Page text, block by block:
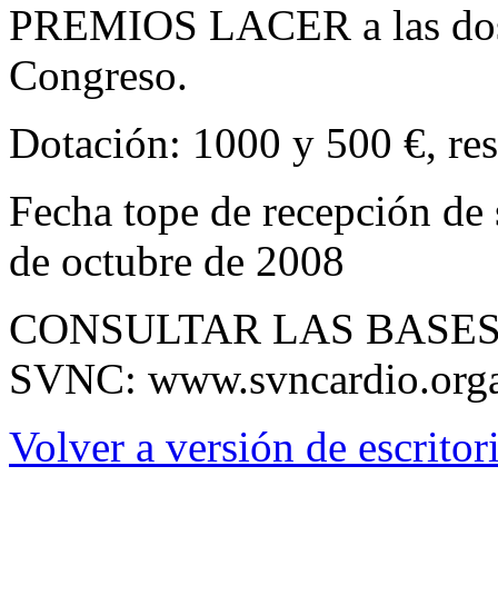
PREMIOS LACER a las
Congreso.
Dotación: 1000 y 500 €,
Fecha tope de recepción
de octubre de 2008
CONSULTAR LAS
SVNC:
Volver a versión de